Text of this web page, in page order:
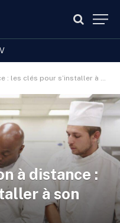
pour s’installer à son compte
à distance :
à son